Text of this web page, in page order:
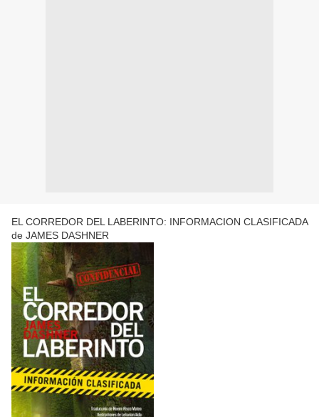
EL CORREDOR DEL LABERINTO: INFORMACION CLASIFICADA
de JAMES DASHNER